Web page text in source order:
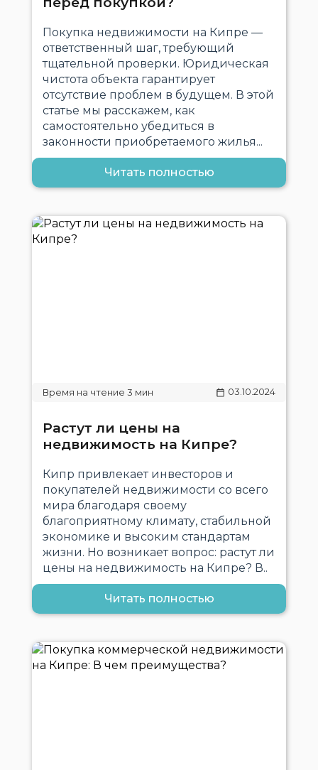
Покупка недвижимости на Кипре —
ответственный шаг, требующий
тщательной проверки. Юридическая
чистота объекта гарантирует
отсутствие проблем в будущем. В этой
статье мы расскажем, как
самостоятельно убедиться в
законности приобретаемого жилья...
Читать полностью
03.10.2024
Растут ли цены на
недвижимость на Кипре?
Кипр привлекает инвесторов и
покупателей недвижимости со всего
мира благодаря своему
благоприятному климату, стабильной
экономике и высоким стандартам
жизни. Но возникает вопрос: растут ли
цены на недвижимость на Кипре? В..
Читать полностью